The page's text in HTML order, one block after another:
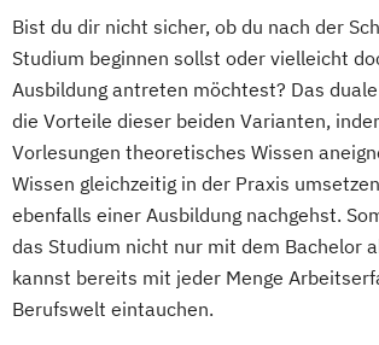
MBA Health Care Management
Management im
Marketing
Master of Business
Master’s Program in Exercise
Sports Nutrion (EN)
Online-Marketing &
Online-Marketing &
Branding
Media Studies
Medienpsychologie
Mgmt. mit Branchenfokus Digital
Transformation Management
Mgmt. mit Branchenfokus
Fashionmanagement & Global
Mgmt. mit Branchenfokus
Handelsmanagement & E-
Bist du dir nicht sicher, ob du nach der
Studium beginnen sollst oder vielleicht
Ausbildung antreten möchtest? Das
die Vorteile dieser beiden Varianten,
Vorlesungen theoretisches Wissen
Wissen gleichzeitig in der Praxis
ebenfalls einer Ausbildung nachgehst.
das Studium nicht nur mit dem Bachelor
kannst bereits mit jeder Menge
Berufswelt eintauchen.